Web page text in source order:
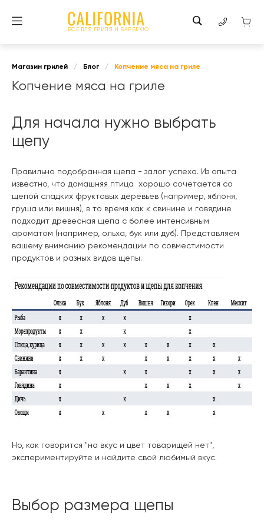
ВСЕ ДЛЯ ГРИЛЯ И БАРБЕКЮ
Магазин грилей / Блог / Копчение мяса на гриле
Копчение мяса на гриле
Для начала нужно выбрать
щепу
Правильно подобранная щепа - залог успеха. Из опыта
известно, что домашняя птица хорошо сочетается со
щепой сладких фруктовых деревьев (например, яблоня,
груша или вишня), в то время как к свинине и говядине
подходит древесная щепа с более интенсивным
ароматом (например, ольха, бук или дуб). Представляем
вашему вниманию рекомендации по совместимости
продуктов и разных видов щепы.
Но, как говорится "на вкус и цвет товарищей нет",
экспериментируйте и найдите свой любимый вкус.
Выбор размера щепы